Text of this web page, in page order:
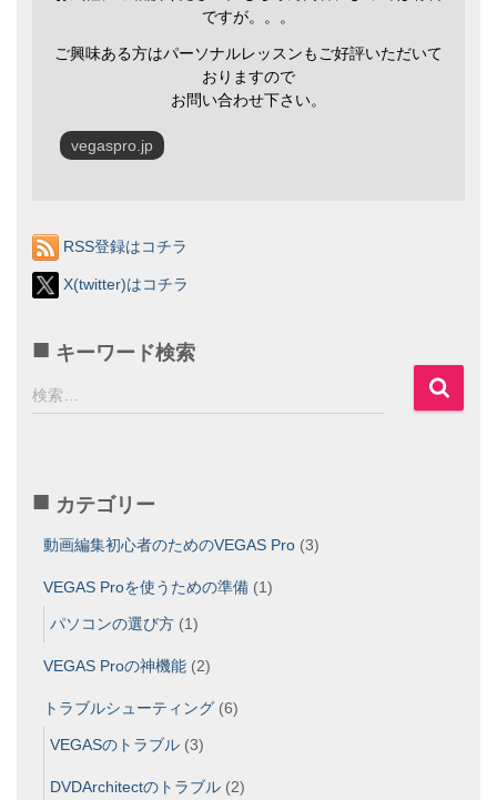
ですが。。。
ご興味ある方はパーソナルレッスンもご好評いただいて
おりますので
お問い合わせ下さい。
vegaspro.jp
RSS登録はコチラ
X(twitter)はコチラ
キーワード検索
検
索
検索…
カテゴリー
動画編集初心者のためのVEGAS Pro (3)
VEGAS Proを使うための準備 (1)
パソコンの選び方 (1)
VEGAS Proの神機能 (2)
トラブルシューティング (6)
VEGASのトラブル (3)
DVDArchitectのトラブル (2)